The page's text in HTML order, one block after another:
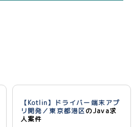
【Kotlin】ドライバー端末アプ
リ開発／東京都港区のJava求
人案件